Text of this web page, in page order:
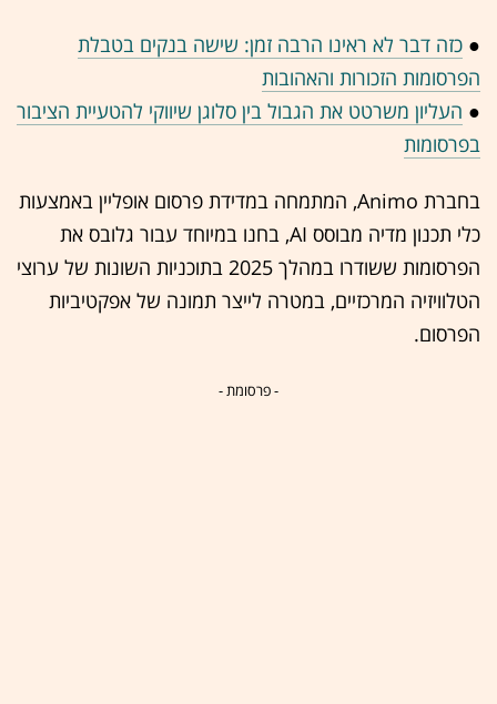
● כזה דבר לא ראינו הרבה זמן: שישה בנקים בטבלת
הפרסומות הזכורות והאהובות
● העליון משרטט את הגבול בין סלוגן שיווקי להטעיית הציבור
בפרסומות
בחברת Animo, המתמחה במדידת פרסום אופליין באמצעות
כלי תכנון מדיה מבוסס AI, בחנו במיוחד עבור גלובס את
הפרסומות ששודרו במהלך 2025 בתוכניות השונות של ערוצי
הטלוויזיה המרכזיים, במטרה לייצר תמונה של אפקטיביות
הפרסום.
- פרסומת -